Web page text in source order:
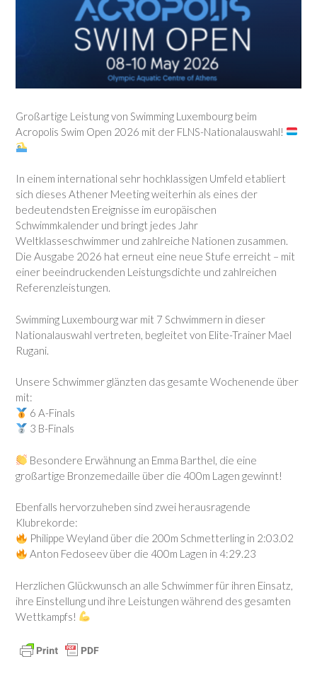
Großartige Leistung von Swimming Luxembourg beim
Acropolis Swim Open 2026 mit der FLNS-Nationalauswahl!
In einem international sehr hochklassigen Umfeld etabliert
sich dieses Athener Meeting weiterhin als eines der
bedeutendsten Ereignisse im europäischen
Schwimmkalender und bringt jedes Jahr
Weltklasseschwimmer und zahlreiche Nationen zusammen.
Die Ausgabe 2026 hat erneut eine neue Stufe erreicht – mit
einer beeindruckenden Leistungsdichte und zahlreichen
Referenzleistungen.
Swimming Luxembourg war mit 7 Schwimmern in dieser
Nationalauswahl vertreten, begleitet von Elite-Trainer Mael
Rugani.
Unsere Schwimmer glänzten das gesamte Wochenende über
mit:
6 A-Finals
3 B-Finals
Besondere Erwähnung an Emma Barthel, die eine
großartige Bronzemedaille über die 400m Lagen gewinnt!
Ebenfalls hervorzuheben sind zwei herausragende
Klubrekorde:
Philippe Weyland über die 200m Schmetterling in 2:03.02
Anton Fedoseev über die 400m Lagen in 4:29.23
Herzlichen Glückwunsch an alle Schwimmer für ihren Einsatz,
ihre Einstellung und ihre Leistungen während des gesamten
Wettkampfs!